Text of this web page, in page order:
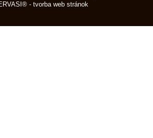
- tvorba web stránok